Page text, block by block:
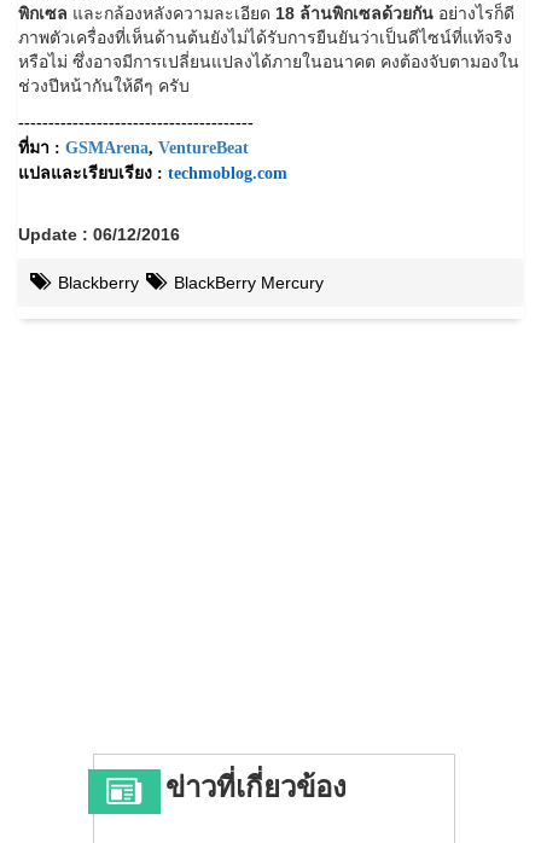
พิกเซล และกล้องหลังความละเอียด 18 ล้านพิกเซลด้วยกัน อย่างไรก็ดี
ภาพตัวเครื่องที่เห็นด้านต้นยังไม่ได้รับการยืนยันว่าเป็นดีไซน์ที่แท้จริง
หรือไม่ ซึ่งอาจมีการเปลี่ยนแปลงได้ภายในอนาคต คงต้องจับตามองใน
ช่วงปีหน้ากันให้ดีๆ ครับ
---------------------------------------
ที่มา : GSMArena, VentureBeat
แปลและเรียบเรียง : techmoblog.com
Update : 06/12/2016
Blackberry BlackBerry Mercury
ข่าวที่เกี่ยวข้อง